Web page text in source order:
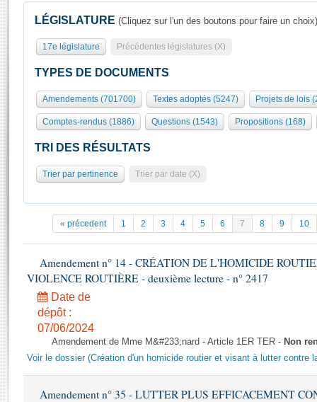
Présidence
577 députés
Groupes politiques
Séance publique
Commissions et autres organes
Europe et International
Pétitions
Projets de loi
Propositions de loi
Amendements
Textes adoptés
Rapports d'information
Rapports d'enquête
Rapports législatifs
Rôle et pouvoirs de l'Assemblée
Organisation de l'Assemblée
Présidence Conférence des Présidents Bureau Collège des
Statistiques et chiffres clés
Documents de référence
( Constitution | Règlement de l'Assemblée ... )
Juniors
Anciennes législatures
Visiter l'Assemblée
Visite virtuelle du palais Bourbon
Assister à une séance
La Bibliothèque
Contacts et plan d'accès
Photos libres de droit
LÉGISLATURE (Cliquez sur l'un des boutons pour faire un choix)
17e législature Précédentes législatures (X)
TYPES DE DOCUMENTS
Amendements (701700) Textes adoptés (5247) Projets de lois
Comptes-rendus (1886) Questions (1543) Propositions (168)
TRI DES RÉSULTATS
Trier par pertinence Trier par date (X)
« précedent 1 2 3 4 5 6 7 8 9 10
Amendement n° 14 - CRÉATION DE L'HOMICIDE
VIOLENCE ROUTIÈRE - deuxième lecture - n° 2417
Date de
dépôt :
07/06/2024
Amendement de Mme M&#233;nard - Article 1ER TER - Non
Voir le dossier (Création d'un homicide routier et visant à lutter contre
Amendement n° 35 - LUTTER PLUS EFFICACEMENT